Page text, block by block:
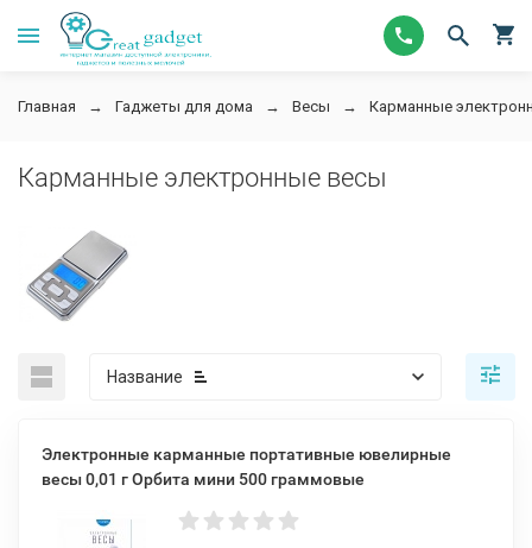
Главная Гаджеты для дома Весы Карманные
Карманные электронные весы
Название
Электронные карманные портативные ювелирные
весы 0,01 г Орбита мини 500 граммовые